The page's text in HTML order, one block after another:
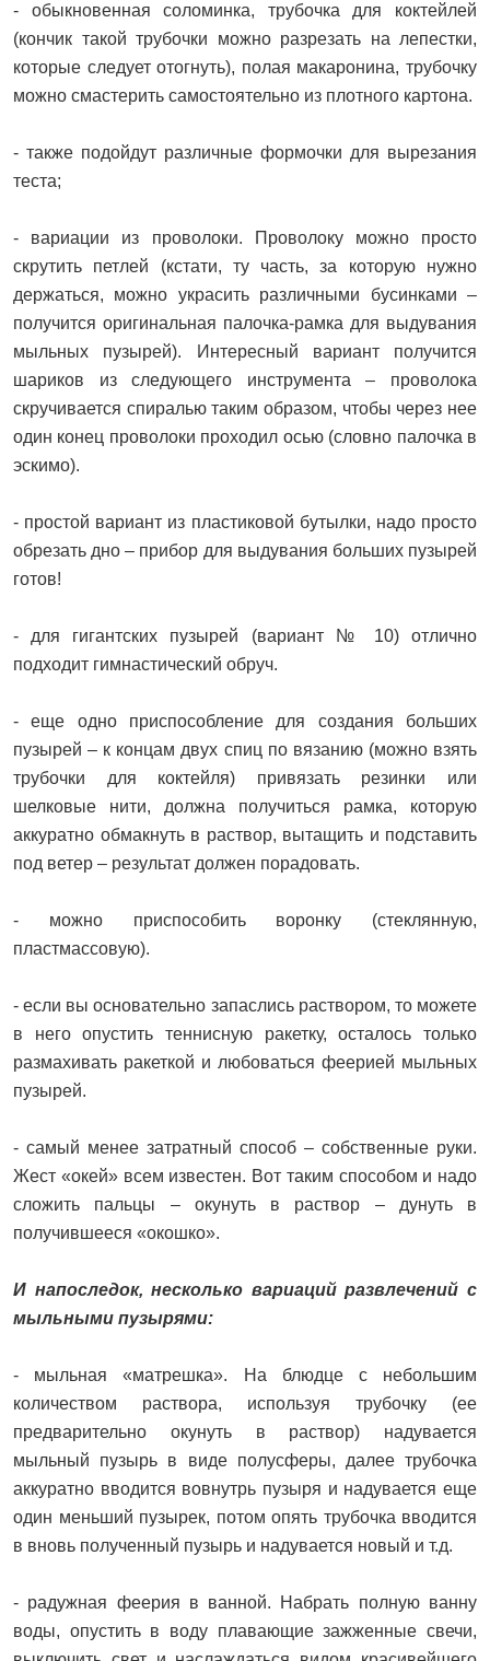
- обыкновенная соломинка, трубочка для коктейлей
(кончик такой трубочки можно разрезать на лепестки,
которые следует отогнуть), полая макаронина, трубочку
можно смастерить самостоятельно из плотного картона.
- также подойдут различные формочки для вырезания
теста;
- вариации из проволоки. Проволоку можно просто
скрутить петлей (кстати, ту часть, за которую нужно
держаться, можно украсить различными бусинками –
получится оригинальная палочка-рамка для выдувания
мыльных пузырей). Интересный вариант получится
шариков из следующего инструмента – проволока
скручивается спиралью таким образом, чтобы через нее
один конец проволоки проходил осью (словно палочка в
эскимо).
- простой вариант из пластиковой бутылки, надо просто
обрезать дно – прибор для выдувания больших пузырей
готов!
- для гигантских пузырей (вариант № 10) отлично
подходит гимнастический обруч.
- еще одно приспособление для создания больших
пузырей – к концам двух спиц по вязанию (можно взять
трубочки для коктейля) привязать резинки или
шелковые нити, должна получиться рамка, которую
аккуратно обмакнуть в раствор, вытащить и подставить
под ветер – результат должен порадовать.
- можно приспособить воронку (стеклянную,
пластмассовую).
- если вы основательно запаслись раствором, то можете
в него опустить теннисную ракетку, осталось только
размахивать ракеткой и любоваться феерией мыльных
пузырей.
- самый менее затратный способ – собственные руки.
Жест «окей» всем известен. Вот таким способом и надо
сложить пальцы – окунуть в раствор – дунуть в
получившееся «окошко».
И напоследок, несколько вариаций развлечений с
мыльными пузырями:
- мыльная «матрешка». На блюдце с небольшим
количеством раствора, используя трубочку (ее
предварительно окунуть в раствор) надувается
мыльный пузырь в виде полусферы, далее трубочка
аккуратно вводится вовнутрь пузыря и надувается еще
один меньший пузырек, потом опять трубочка вводится
в вновь полученный пузырь и надувается новый и т.д.
- радужная феерия в ванной. Набрать полную ванну
воды, опустить в воду плавающие зажженные свечи,